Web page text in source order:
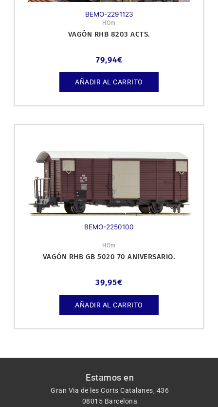
BEMO-2291123
HOm
VAGÓN RHB 8203 ACTS.
79,94€
AÑADIR AL CARRITO
BEMO-2250100
HOm
VAGÓN RHB GB 5020 70 ANIVERSARIO.
39,95€
AÑADIR AL CARRITO
Estamos en
Gran Via de les Corts Catalanes, 436
08015 Barcelona